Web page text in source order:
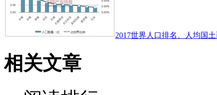
2017世界人口排名、人均国
相关文章